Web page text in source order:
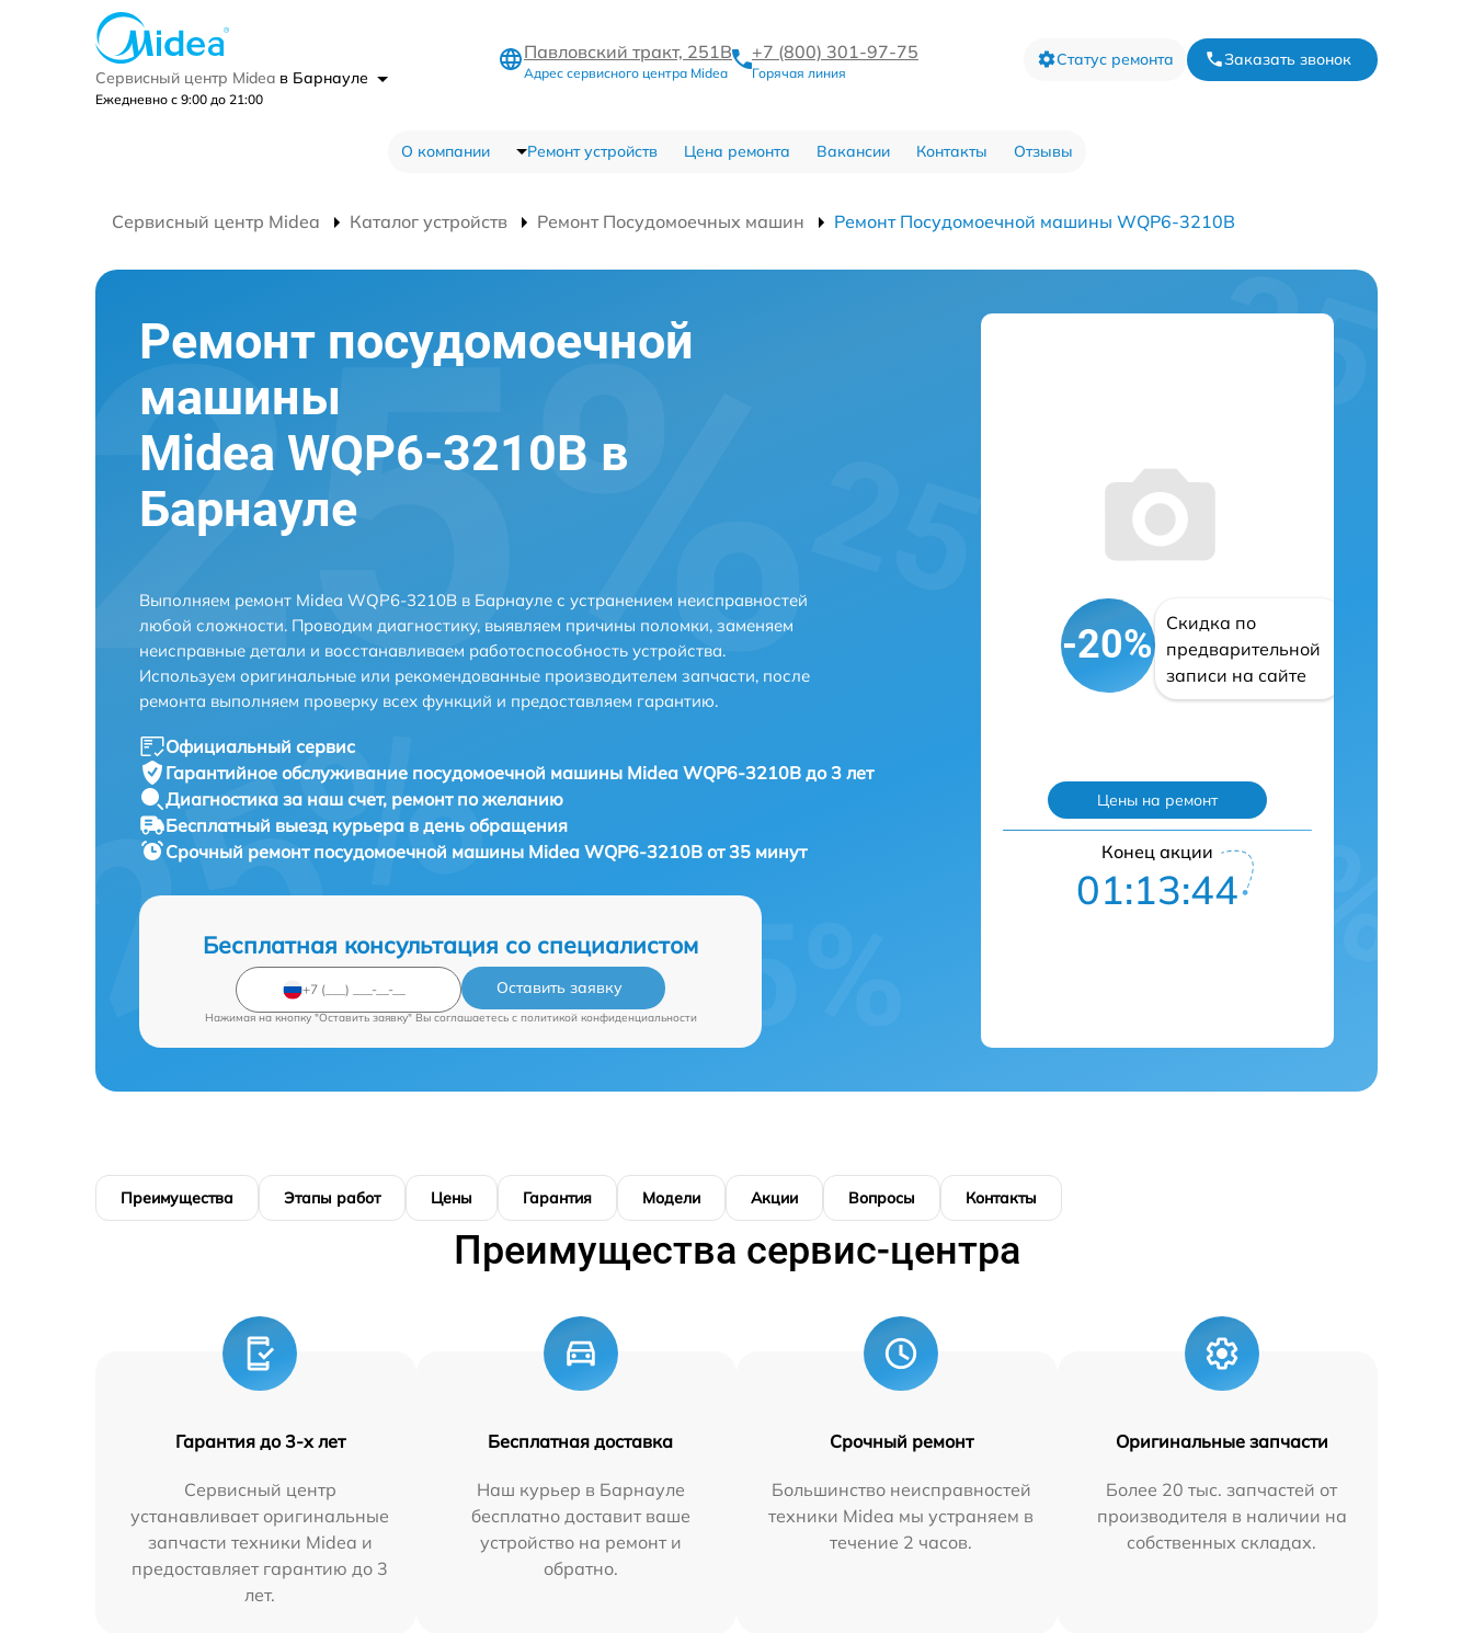
Сервисный центр Midea в Барнауле
Ежедневно с 9:00 до 21:00
Павловский тракт, 251В
Адрес сервисного центра Midea
+7 (800) 301-97-75
Горячая линия
Статус ремонта Заказать звонок
О компании Ремонт устройств Цена ремонта Вакансии Контакты Отзывы
Сервисный центр Midea Каталог устройств Ремонт Посудомоечных машин Ремонт Посудомоечной машины WQP6-3210B
Ремонт посудомоечной
машины
Midea WQP6-3210B в
Барнауле
Выполняем ремонт Midea WQP6-3210B в Барнауле с устранением неисправностей
любой сложности. Проводим диагностику, выявляем причины поломки, заменяем
неисправные детали и восстанавливаем работоспособность устройства.
Используем оригинальные или рекомендованные производителем запчасти, после
ремонта выполняем проверку всех функций и предоставляем гарантию.
Официальный сервис
Гарантийное обслуживание посудомоечной машины Midea WQP6-3210B до 3 лет
Диагностика за наш счет, ремонт по желанию
Бесплатный выезд курьера в день обращения
Срочный ремонт посудомоечной машины Midea WQP6-3210B от 35 минут
Бесплатная консультация со специалистом
Оставить заявку
Нажимая на кнопку "Оставить заявку" Вы соглашаетесь c политикой конфиденциальности
-20%
Скидка по
предварительной
записи на сайте
Цены на ремонт
Конец акции
01:13:43
Преимущества Этапы работ Цены Гарантия Модели Акции Вопросы Контакты
Преимущества сервис-центра
Гарантия до 3-х лет
Сервисный центр
устанавливает оригинальные
запчасти техники Midea и
предоставляет гарантию до 3
лет.
Бесплатная доставка
Наш курьер в Барнауле
бесплатно доставит ваше
устройство на ремонт и
обратно.
Срочный ремонт
Большинство неисправностей
техники Midea мы устраняем в
течение 2 часов.
Оригинальные запчасти
Более 20 тыс. запчастей от
производителя в наличии на
собственных складах.